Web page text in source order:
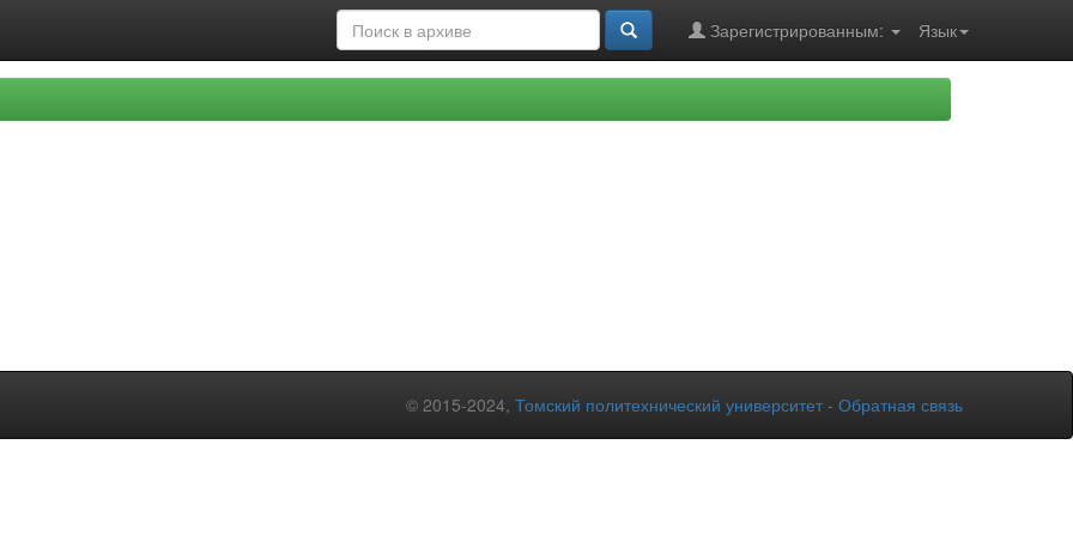
Язык
Зарегистрированным:
© 2015-2024, Томский политехнический университет - Обратная связь